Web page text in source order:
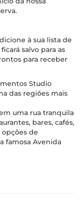
à sua lista de
salvo para as
para receber
Studio
das regiões mais
uma rua tranquila
bares, cafés,
opções de
famosa Avenida